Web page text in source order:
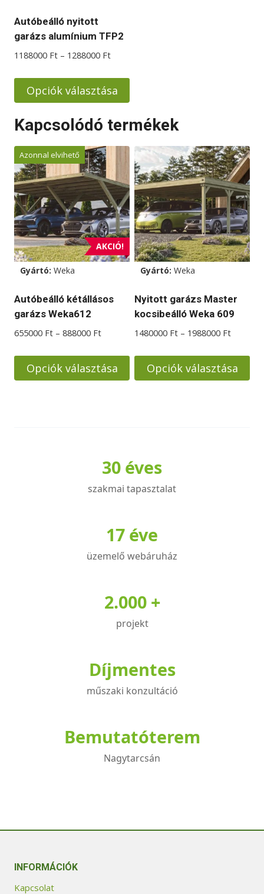
termékoldalon
választhatók
Autóbeálló nyitott
garázs alumínium TFP2
1188000 Ft – 1288000 FtÁrtartomány:
-
1288000 Ft
Opciók választása
a
több
variációja
van.
A
változatok
a
termékoldalon
választhatók
Kapcsolódó termékek
AKCIÓ!
Azonnal elvihető
Gyártó: Weka
Autóbeálló kétállásos
garázs Weka612
655000 Ft – 888000 FtÁrtartomány:
-
888000 Ft
Opciók választása
Gyártó: Weka
Nyitott garázs Master
kocsibeálló Weka 609
1480000 Ft – 1988000 Ft
-
Opciók választása
van.
A
termékoldalon
ki
30 éves
szakmai tapasztalat
17 éve
üzemelő webáruház
2.000 +
projekt
Díjmentes
műszaki konzultáció
Bemutatóterem
Nagytarcsán
INFORMÁCIÓK
Kapcsolat